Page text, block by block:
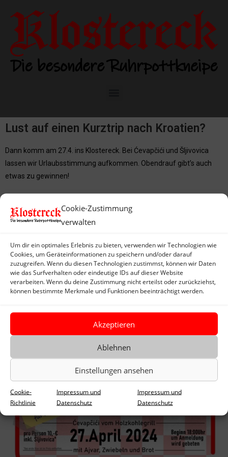
Cookie-Zustimmung
verwalten
Um dir ein optimales Erlebnis zu bieten, verwenden wir Technologien wie
Cookies, um Geräteinformationen zu speichern und/oder darauf
zuzugreifen. Wenn du diesen Technologien zustimmst, können wir Daten
wie das Surfverhalten oder eindeutige IDs auf dieser Website
verarbeiten. Wenn du deine Zustimmung nicht erteilst oder zurückziehst,
können bestimmte Merkmale und Funktionen beeinträchtigt werden.
Akzeptieren
Ablehnen
Einstellungen ansehen
Cookie-
Richtlinie
Impressum und
Datenschutz
Impressum und
Datenschutz
Lust auf einen Kurztrip nach Kroatien?
Dann komm am 27.4. ins Klostereck. Bei Ćevapčići und Šljivovica
lassen wir Urlaubsstimmung aufkommen. Obendrauf gibt’s auch
etwas zu gewinnen!
zumindest.
Website